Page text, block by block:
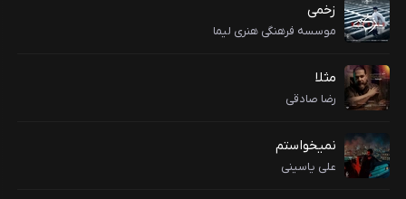
زخمی
موسسه فرهنگی هنری لیما
مثلا
رضا صادقی
نمیخواستم
علی یاسینی